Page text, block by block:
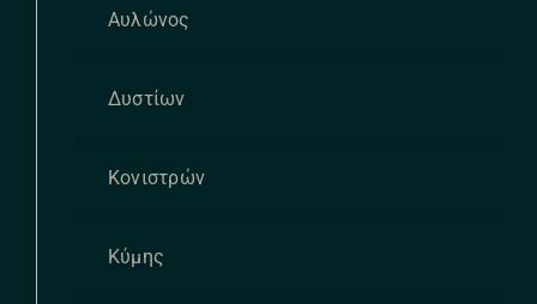
Αυλώνος
Δυστίων
Κονιστρών
Κύμης